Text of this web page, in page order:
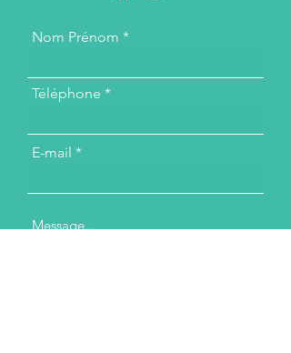
Nom Prénom
Téléphone
E-mail
Message...